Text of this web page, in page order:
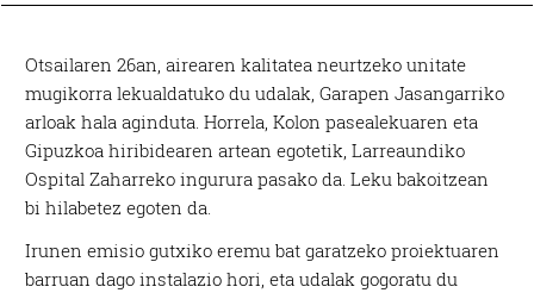
Otsailaren 26an, airearen kalitatea neurtzeko unitate
mugikorra lekualdatuko du udalak, Garapen Jasangarriko
arloak hala aginduta. Horrela, Kolon pasealekuaren eta
Gipuzkoa hiribidearen artean egotetik, Larreaundiko
Ospital Zaharreko ingurura pasako da. Leku bakoitzean
bi hilabetez egoten da.
Irunen emisio gutxiko eremu bat garatzeko proiektuaren
barruan dago instalazio hori, eta udalak gogoratu du